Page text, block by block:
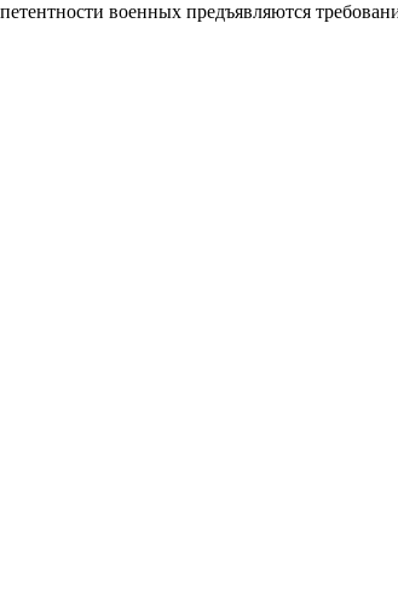
военных предъявляются